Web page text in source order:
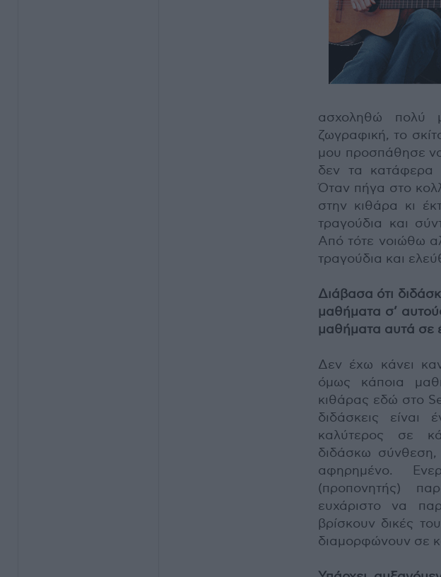
ασχοληθώ πολύ
ζωγραφική, το
μου προσπάθησε
δεν τα κατάφερα
Όταν πήγα στο
στην κιθάρα κι
τραγούδια και
Από τότε νοιώθω
τραγούδια και
Διάβασα ότι
μαθήματα σ’
μαθήματα αυτά σε
Δεν έχω κάνει
όμως κάποια
κιθάρας εδώ στο
διδάσκεις είναι
καλύτερος σε
διδάσκω σύνθεση,
αφηρημένο.
(προπονητής)
ευχάριστο να
βρίσκουν δικές
διαμορφώνουν σε